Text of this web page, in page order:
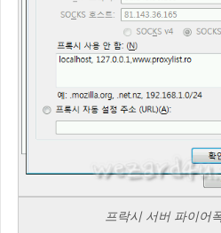
프락시 서버 파이어